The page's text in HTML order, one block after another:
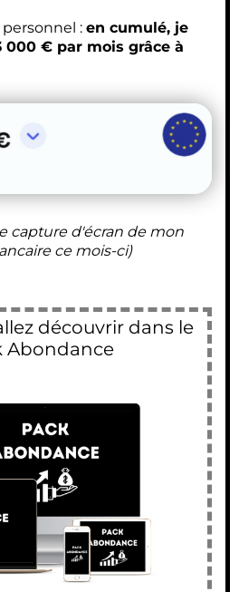
: en cumulé, je
000 € par mois grâce à
capture d'écran de mon
ce mois-ci)
découvrir dans le
Abondance